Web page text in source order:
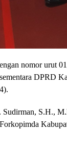
nomor urut
DPRD
S.H.,